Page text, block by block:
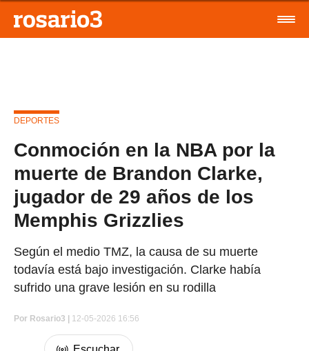
DEPORTES
Conmoción en la NBA por la
muerte de Brandon Clarke,
jugador de 29 años de los
Memphis Grizzlies
Según el medio TMZ, la causa de su muerte
todavía está bajo investigación. Clarke había
sufrido una grave lesión en su rodilla
Por Rosario3 | 12-05-2026 16:56